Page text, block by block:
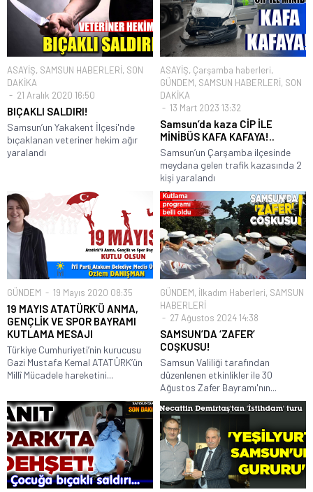
ASAYİŞ, SAMSUN HABERLERİ, SON
DAKİKA
21 Aralık 2020 16:50
BIÇAKLI SALDIRI!
Samsun’un Yakakent İlçesi'nde
bıçaklanan veteriner hekim ağır
yaralandı
ASAYİŞ, Çarşamba haberleri,
GÜNDEM, SAMSUN HABERLERİ, SON
DAKİKA
13 Mart 2023 13:32
Samsun’da kaza CİP İLE
MİNİBÜS KAFA KAFAYA!..
Samsun’un Çarşamba ilçesinde
meydana gelen trafik kazasında 2
kişi yaralandı
GÜNDEM 19 Mayıs 2020 08:35
19 MAYIS ATATÜRK’Ü ANMA,
GENÇLİK VE SPOR BAYRAMI
KUTLAMA MESAJI
Türkiye Cumhuriyeti’nin kurucusu
Gazi Mustafa Kemal ATATÜRK’ün
Millî Mücadele hareketini...
GÜNDEM, İlkadım Haberleri, SAMSUN
HABERLERİ
27 Ağustos 2024 14:38
SAMSUN’DA ‘ZAFER’
COŞKUSU!
Samsun Valiliği tarafından
düzenlenen etkinlikler ile 30
Ağustos Zafer Bayramı'nın...